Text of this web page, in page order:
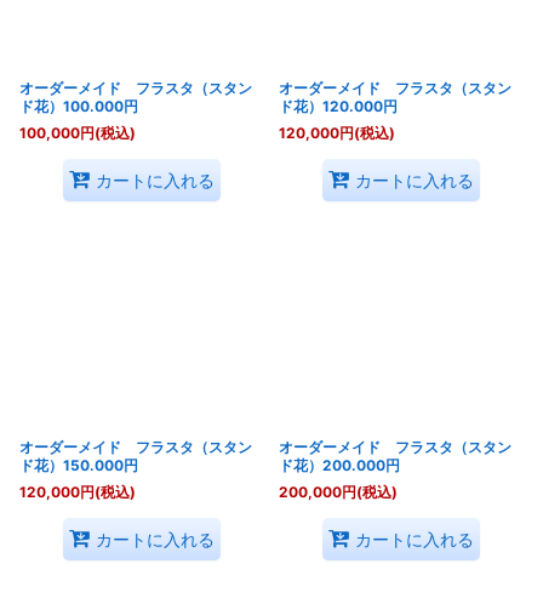
オーダーメイド フラスタ（スタン
ド花）100.000円
100,000円(税込)
カートに入れる
オーダーメイド フラスタ（スタン
ド花）120.000円
120,000円(税込)
カートに入れる
オーダーメイド フラスタ（スタン
ド花）150.000円
120,000円(税込)
カートに入れる
オーダーメイド フラスタ（スタン
ド花）200.000円
200,000円(税込)
カートに入れる